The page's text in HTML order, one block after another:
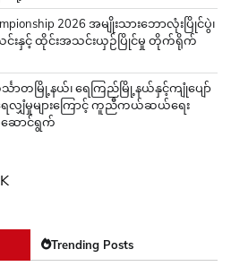
2026 အမျိုးသားဘောလုံးပြိုင်ပွဲ၊
းနှင့် ထိုင်းအသင်းယှဉ်ပြိုင်မှု တိုက်ရိုက်
သာတမြို့နယ်၊ ရေကြည်မြို့နယ်နှင့်ကျုံပျော်
လျှံမှုများကြောင့် ကူညီကယ်ဆယ်ရေး
ောင်ရွက်
Trending Posts